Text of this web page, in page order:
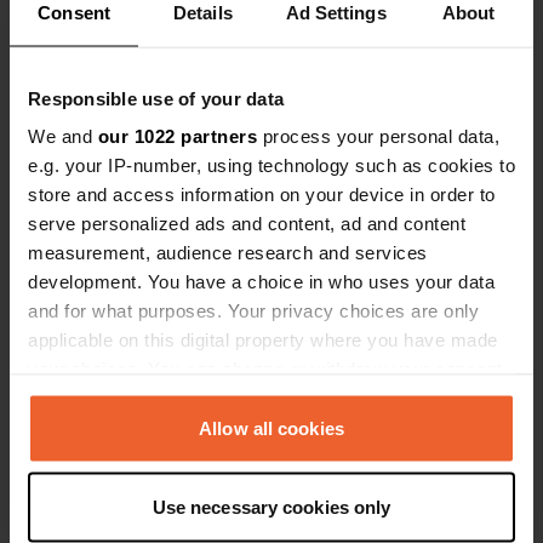
Consent Details Ad Settings About
Responsible use of your data
We and our 1022 partners process your personal data,
e.g. your IP-number, using technology such as cookies to
store and access information on your device in order to
serve personalized ads and content, ad and content
measurement, audience research and services
development. You have a choice in who uses your data
and for what purposes. Your privacy choices are only
applicable on this digital property where you have made
any time from the Cookie Declaration or by clicking on
the Privacy trigger icon.
Collect information about your geographical location
Allow all cookies
Use necessary cookies only
Aggiunta una foto a una
posizione
circa un anno
fa